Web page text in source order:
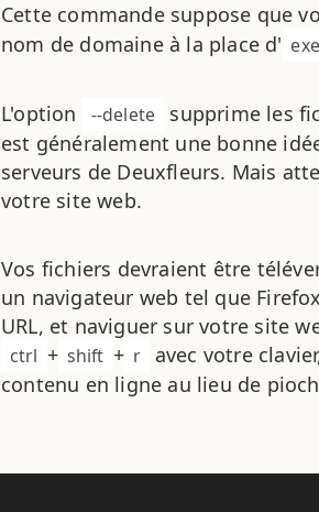
Cette commande suppose que
nom de domaine à la place d'
L'option --delete
supprime les
est généralement une bonne
serveurs de Deuxfleurs. Mais
votre site web.
Vos fichiers devraient être
un navigateur web tel que
URL, et naviguer sur votre site
ctrl + shift + r
avec votre
contenu en ligne au lieu de